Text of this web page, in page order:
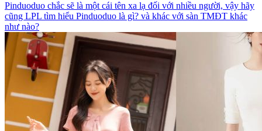
Pinduoduo chắc sẽ là một cái tên xa lạ đối với nhiều người, vậy hãy
cũng LPL tìm hiểu Pinduoduo là gì? và khác với sàn TMĐT khác
như nào?